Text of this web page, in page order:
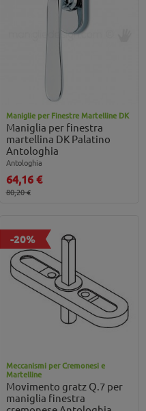
Maniglie per Finestre Martelline DK
Maniglia per finestra
martellina DK Palatino
Antologhia
Antologhia
64,16 €
80,20 €
-20%
Meccanismi per Cremonesi e
Martelline
Movimento gratz Q.7 per
maniglia finestra